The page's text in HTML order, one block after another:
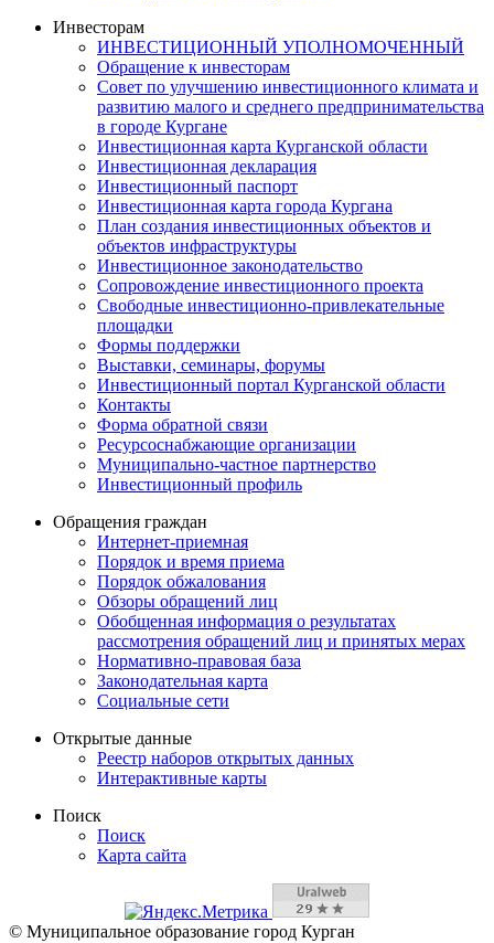
Инвесторам
ИНВЕСТИЦИОННЫЙ УПОЛНОМОЧЕННЫЙ
Обращение к инвесторам
Совет по улучшению инвестиционного климата и
развитию малого и среднего предпринимательства
в городе Кургане
Инвестиционная карта Курганской области
Инвестиционная декларация
Инвестиционный паспорт
Инвестиционная карта города Кургана
План создания инвестиционных объектов и
объектов инфраструктуры
Инвестиционное законодательство
Сопровождение инвестиционного проекта
Свободные инвестиционно-привлекательные
площадки
Формы поддержки
Выставки, семинары, форумы
Инвестиционный портал Курганской области
Контакты
Форма обратной связи
Ресурсоснабжающие организации
Муниципально-частное партнерство
Инвестиционный профиль
Обращения граждан
Интернет-приемная
Порядок и время приема
Порядок обжалования
Обзоры обращений лиц
Обобщенная информация о результатах
рассмотрения обращений лиц и принятых мерах
Нормативно-правовая база
Законодательная карта
Социальные сети
Открытые данные
Реестр наборов открытых данных
Интерактивные карты
Поиск
Поиск
Карта сайта
© Муниципальное образование город Курган